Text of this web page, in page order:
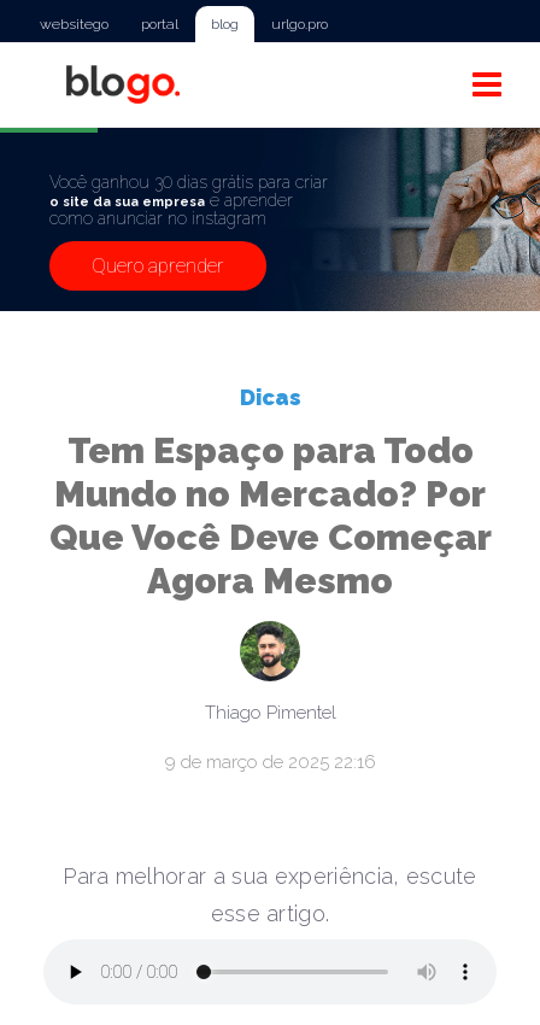
websitego portal blog urlgo.pro
Você ganhou 30 dias grátis para criar
o site da sua empresa e aprender
como anunciar no instagram
Quero aprender
Dicas
Tem Espaço para Todo
Mundo no Mercado? Por
Que Você Deve Começar
Agora Mesmo
Thiago Pimentel
9 de março de 2025 22:16
Para melhorar a sua experiência, escute
esse artigo.